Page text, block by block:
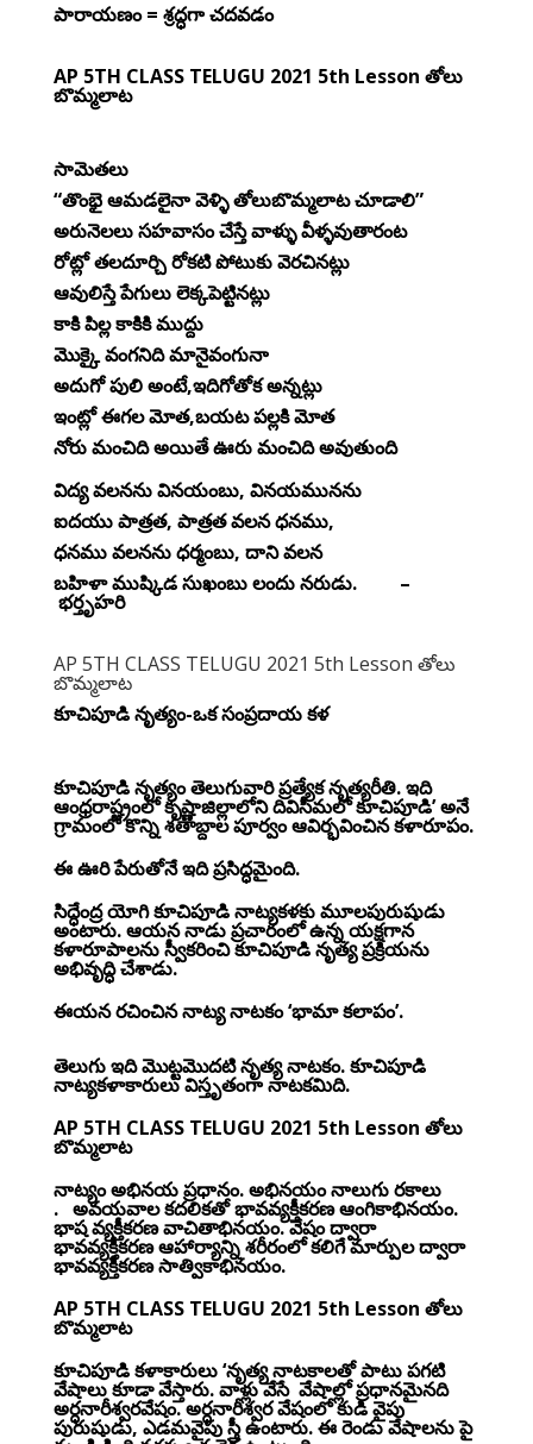
పారాయణం = శ్రద్ధగా చదవడం
AP 5TH CLASS TELUGU 2021 5th Lesson తోలు
బొమ్మలాట
సామెతలు
“తొంభై ఆమడలైనా వెళ్ళి తోలుబొమ్మలాట చూడాలి”
అరునెలలు సహవాసం చేస్తే వాళ్ళు వీళ్ళవుతారంట
రోట్లో తలదూర్చి రోకటి పోటుకు వెరచినట్లు
ఆవులిస్తే పేగులు లెక్కపెట్టినట్లు
కాకి పిల్ల కాకికి ముద్దు
మొక్కై వంగనిది మానైవంగునా
అదుగో పులి అంటే,ఇదిగోతోక అన్నట్లు
ఇంట్లో ఈగల మోత,బయట పల్లకి మోత
నోరు మంచిది అయితే ఊరు మంచిది అవుతుంది
విద్య వలనను వినయంబు, వినయమునను
ఐదయు పాత్రత, పాత్రత వలన ధనము,
ధనము వలనను ధర్మంబు, దాని వలన
బహిళా ముష్కిడ సుఖంబు లందు నరుడు. –
భర్తృహరి
AP 5TH CLASS TELUGU 2021 5th Lesson తోలు
బొమ్మలాట
కూచిపూడి నృత్యం-ఒక సంప్రదాయ కళ
కూచిపూడి నృత్యం తెలుగువారి ప్రత్యేక నృత్యరీతి. ఇది
ఆంధ్రరాష్ట్రంలో కృష్ణాజిల్లాలోని దివిసీమలో కూచిపూడి’ అనే
గ్రామంలో కొన్ని శతాబ్దాల పూర్వం ఆవిర్భవించిన కళారూపం.
ఈ ఊరి పేరుతోనే ఇది ప్రసిద్ధమైంది.
సిద్ధేంద్ర యోగి కూచిపూడి నాట్యకళకు మూలపురుషుడు
అంటారు. ఆయన నాడు ప్రచారంలో ఉన్న యక్షగాన
కళారూపాలను స్వీకరించి కూచిపూడి నృత్య ప్రక్రియను
అభివృద్ధి చేశాడు.
ఈయన రచించిన నాట్య నాటకం ‘భామా కలాపం’.
తెలుగు ఇది మొట్టమొదటి నృత్య నాటకం. కూచిపూడి
నాట్యకళాకారులు విస్తృతంగా నాటకమిది.
AP 5TH CLASS TELUGU 2021 5th Lesson తోలు
బొమ్మలాట
నాట్యం అభినయ ప్రధానం. అభినయం నాలుగు రకాలు
. అవయవాల కదలికతో భావవ్యక్తీకరణ ఆంగికాభినయం.
భాష వ్యక్తీకరణ వాచితాభినయం. వేషం ద్వారా
భావవ్యక్తీకరణ ఆహార్యాన్ని శరీరంలో కలిగే మార్పుల ద్వారా
భావవ్యక్తీకరణ సాత్వికాభినయం.
AP 5TH CLASS TELUGU 2021 5th Lesson తోలు
బొమ్మలాట
కూచిపూడి కళాకారులు ‘నృత్య నాటకాలతో పాటు పగటి
వేషాలు కూడా వేస్తారు. వాళ్లు వేసే వేషాల్లో ప్రధానమైనది
అర్ధనారీశ్వరవేషం. అర్ధనారీశ్వర వేషంలో కుడి వైపు
పురుషుడు, ఎడమవైపు స్త్రీ ఉంటారు. ఈ రెండు వేషాలను పై